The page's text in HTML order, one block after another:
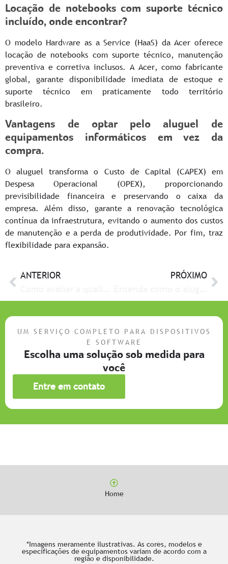
Locação de notebooks com suporte técnico
incluído, onde encontrar?
O modelo Hardware as a Service (HaaS) da Acer oferece
locação de notebooks com suporte técnico, manutenção
preventiva e corretiva inclusos. A Acer, como fabricante
global, garante disponibilidade imediata de estoque e
suporte técnico em praticamente todo território
brasileiro.
Vantagens de optar pelo aluguel de
equipamentos informáticos em vez da
compra.
O aluguel transforma o Custo de Capital (CAPEX) em
Despesa Operacional (OPEX), proporcionando
previsibilidade financeira e preservando o caixa da
empresa. Além disso, garante a renovação tecnológica
contínua da infraestrutura, evitando o aumento dos custos
de manutenção e a perda de produtividade. Por fim, traz
flexibilidade para expansão.
ANTERIOR
PRÓXIMO
UM SERVIÇO COMPLETO PARA DISPOSITIVOS
E SOFTWARE
Escolha uma solução sob medida para
você
Entre em contato
Home
*Imagens meramente ilustrativas. As cores, modelos e
especificações de equipamentos variam de acordo com a
região e disponibilidade.